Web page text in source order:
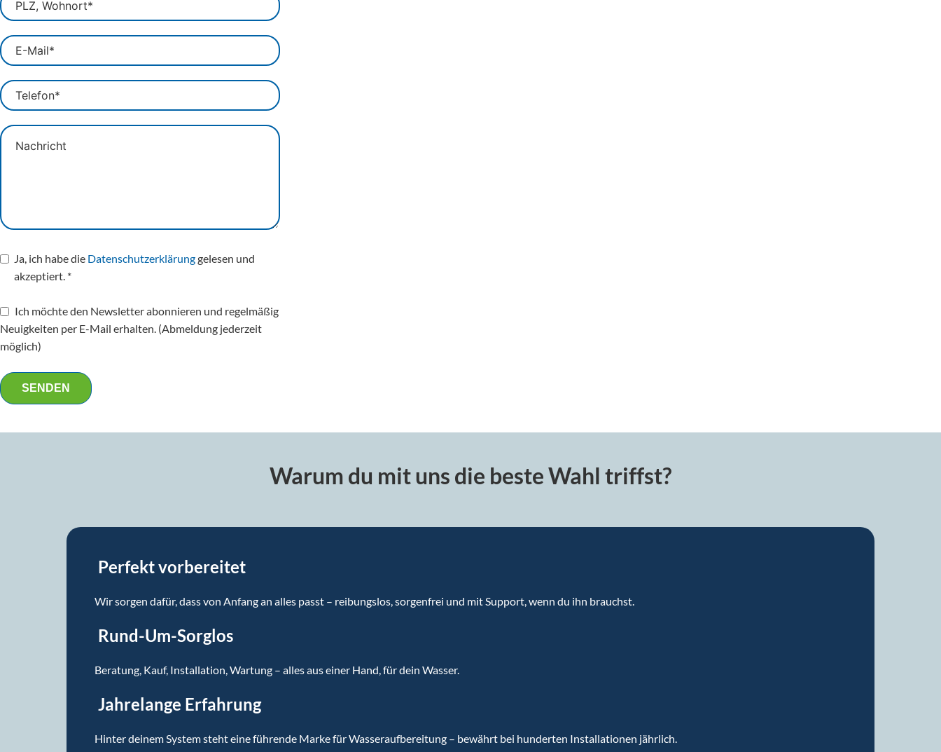
Ja, ich habe die Datenschutzerklärunggelesen und
akzeptiert. *
Ich möchte den Newsletter abonnieren und regelmäßig
Neuigkeiten per E-Mail erhalten. (Abmeldung jederzeit
möglich)
SENDEN
Warum du mit uns die beste Wahl triffst?
Perfekt vorbereitet
Wir sorgen dafür, dass von Anfang an alles passt – reibungslos, sorgenfrei und mit Support, wenn du ihn brauchst.
Rund-Um-Sorglos
Beratung, Kauf, Installation, Wartung – alles aus einer Hand, für dein Wasser.
Jahrelange Erfahrung
Hinter deinem System steht eine führende Marke für Wasseraufbereitung – bewährt bei hunderten Installationen jährlich.